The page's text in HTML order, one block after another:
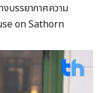
งบรรยากาศความ
on Sathorn